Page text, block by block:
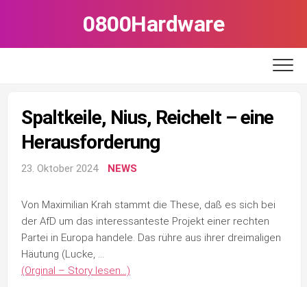
0800Hardware
Spaltkeile, Nius, Reichelt – eine
Herausforderung
23. Oktober 2024 NEWS
Von Maxi­mi­li­an Krah stammt die The­se, daß es sich bei
der AfD um das inter­es­san­tes­te Pro­jekt einer rech­ten
Par­tei in Euro­pa han­de­le. Das rüh­re aus ihrer drei­ma­li­gen
Häu­tung (Lucke, …
(Orginal – Story lesen…)